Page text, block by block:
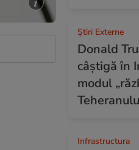
Știri Externe
Donald
câștigă în
modul
Infrastructura